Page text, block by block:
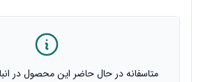
متاسفانه در حال حاضر این محصول در